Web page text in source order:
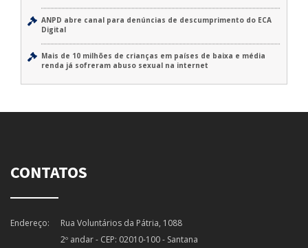
ANPD abre canal para denúncias de descumprimento do ECA
Digital
Mais de 10 milhões de crianças em países de baixa e média
renda já sofreram abuso sexual na internet
CONTATOS
Endereço:
Rua Voluntários da Pátria, 1088
2º andar - CEP: 02010-100 - Santana